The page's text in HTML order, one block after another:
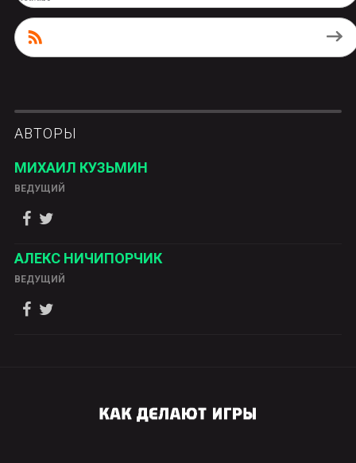
АВТОРЫ
МИХАИЛ КУЗЬМИН
ВЕДУЩИЙ
АЛЕКС НИЧИПОРЧИК
ВЕДУЩИЙ